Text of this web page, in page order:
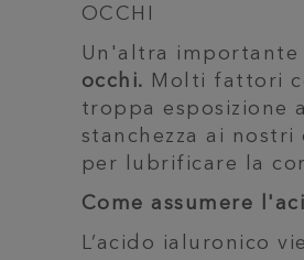
OCCHI
Un'altra importante
occhi. Molti fattori
troppa esposizione
stanchezza ai
per lubrificare la
Come assumere
L’acido ialuronico